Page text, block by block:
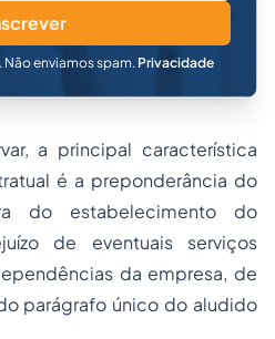
enviamos spam. Privacidade
a principal característica
é a preponderância do
do estabelecimento do
de eventuais serviços
da empresa, de
parágrafo único do aludido